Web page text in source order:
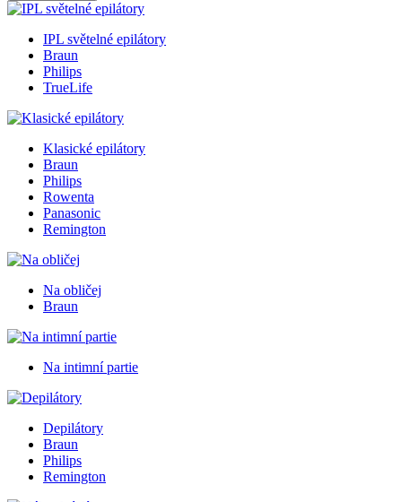
IPL světelné epilátory
Braun
Philips
TrueLife
Klasické epilátory
Braun
Philips
Rowenta
Panasonic
Remington
Na obličej
Braun
Na intimní partie
Depilátory
Braun
Philips
Remington